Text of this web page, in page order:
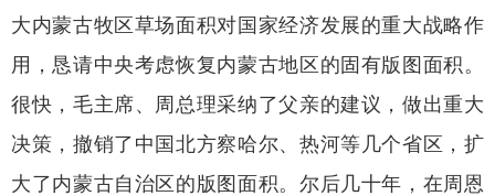
大内蒙古牧区草场面积对国家经济发展的重大战略作
用，恳请中央考虑恢复内蒙古地区的固有版图面积。
很快，毛主席、周总理采纳了父亲的建议，做出重大
决策，撤销了中国北方察哈尔、热河等几个省区，扩
大了内蒙古自治区的版图面积。尔后几十年，在周恩